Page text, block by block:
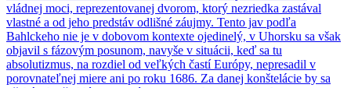
vládnej moci, reprezentovanej dvorom, ktorý nezriedka zastával
vlastné a od jeho predstáv odlišné záujmy. Tento jav podľa
Bahlckeho nie je v dobovom kontexte ojedinelý, v Uhorsku sa však
objavil s fázovým posunom, navyše v situácii, keď sa tu
absolutizmus, na rozdiel od veľkých častí Európy, nepresadil v
porovnateľnej miere ani po roku 1686. Za danej konštelácie by sa